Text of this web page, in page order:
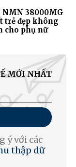
NMN 38000MG
trẻ đẹp không
cho phụ nữ
MỚI NHẤT
ý với các
thập dữ